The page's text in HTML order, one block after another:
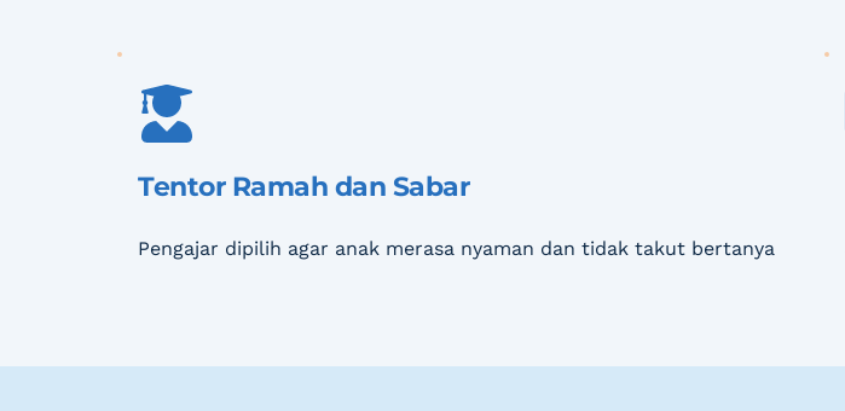
Tentor Ramah dan Sabar
Pengajar dipilih agar anak merasa nyaman dan tidak takut bertanya